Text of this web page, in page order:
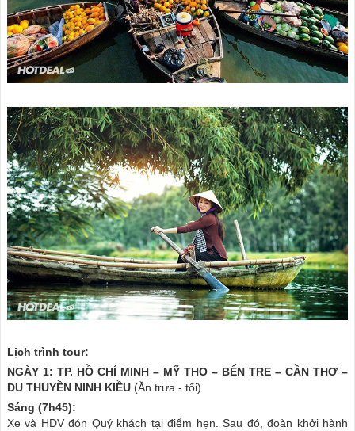
Lịch trình tour:
NGÀY 1: TP. HỒ CHÍ MINH – MỸ THO – BẾN TRE – CẦN THƠ –
DU THUYỀN NINH KIỀU (Ăn trưa - tối)
Sáng (7h45):
Xe và HDV đón Quý khách tại điểm hẹn. Sau đó, đoàn khởi hành